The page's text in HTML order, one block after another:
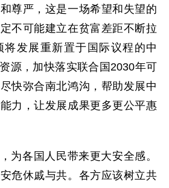
尊严，这是一场希望和失望的
不可能建立在贫富差距不断拉
将发展重新置于国际议程的中
源，加快落实联合国2030年可
快弥合南北鸿沟，帮助发展中
力，让发展成果更多更公平惠
为各国人民带来更大安全感。
危休戚与共。各方应该树立共